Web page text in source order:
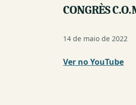
CONGRÈS
14 de maio de 2022
Ver no YouTube
(nova